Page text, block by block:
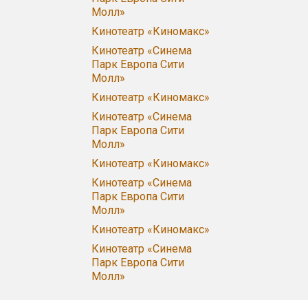
Молл»
Кинотеатр «Киномакс»
Кинотеатр «Синема
Парк Европа Сити
Молл»
Кинотеатр «Киномакс»
Кинотеатр «Синема
Парк Европа Сити
Молл»
Кинотеатр «Киномакс»
Кинотеатр «Синема
Парк Европа Сити
Молл»
Кинотеатр «Киномакс»
Кинотеатр «Синема
Парк Европа Сити
Молл»